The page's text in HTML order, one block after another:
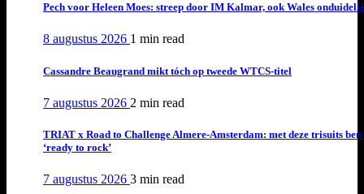
Pech voor Heleen Moes: streep door IM Kalmar, ook Wales
8 augustus 2026 1 min read
Cassandre Beaugrand mikt tóch op tweede WTCS-titel
7 augustus 2026 2 min read
TRIAT x Road to Challenge Almere-Amsterdam: met deze trisuits ben
‘ready to rock’
7 augustus 2026 3 min read